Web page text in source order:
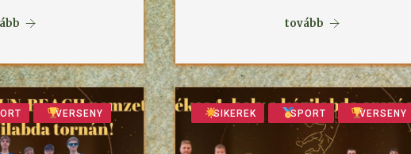
tovább
VERSENY SIKEREK SPORT VERSENY